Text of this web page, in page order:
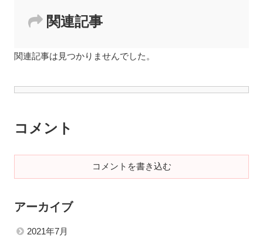
関連記事
関連記事は見つかりませんでした。
コメント
コメントを書き込む
アーカイブ
2021年7月